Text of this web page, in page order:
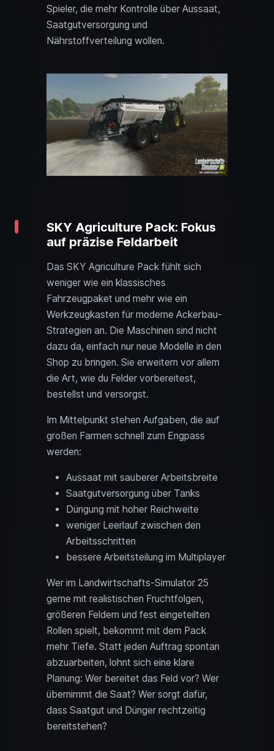
Spieler, die mehr Kontrolle über Aussaat,
Saatgutversorgung und
Nährstoffverteilung wollen.
SKY Agriculture Pack: Fokus
auf präzise Feldarbeit
Das SKY Agriculture Pack fühlt sich
weniger wie ein klassisches
Fahrzeugpaket und mehr wie ein
Werkzeugkasten für moderne Ackerbau-
Strategien an. Die Maschinen sind nicht
dazu da, einfach nur neue Modelle in den
Shop zu bringen. Sie erweitern vor allem
die Art, wie du Felder vorbereitest,
bestellst und versorgst.
Im Mittelpunkt stehen Aufgaben, die auf
großen Farmen schnell zum Engpass
werden:
Aussaat mit sauberer Arbeitsbreite
Saatgutversorgung über Tanks
Düngung mit hoher Reichweite
weniger Leerlauf zwischen den
Arbeitsschritten
bessere Arbeitsteilung im Multiplayer
Wer im Landwirtschafts-Simulator 25
gerne mit realistischen Fruchtfolgen,
größeren Feldern und fest eingeteilten
Rollen spielt, bekommt mit dem Pack
mehr Tiefe. Statt jeden Auftrag spontan
abzuarbeiten, lohnt sich eine klare
Planung: Wer bereitet das Feld vor? Wer
übernimmt die Saat? Wer sorgt dafür,
dass Saatgut und Dünger rechtzeitig
bereitstehen?